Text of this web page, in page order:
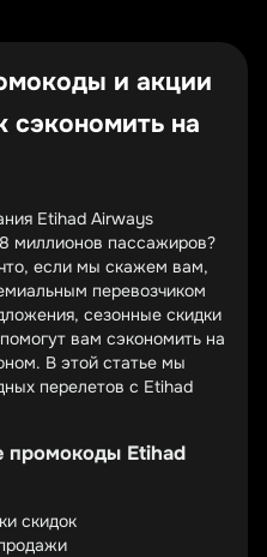
и акции
сэкономить на
Etihad Airways
миллионов пассажиров?
если мы скажем вам,
перевозчиком
сезонные скидки
вам сэкономить на
В этой статье мы
перелетов с Etihad
промокоды Etihad
скидок